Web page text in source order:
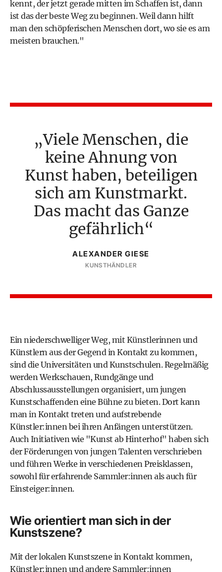
kennt, der jetzt gerade mitten im Schaffen ist, dann
ist das der beste Weg zu beginnen. Weil dann hilft
man den schöpferischen Menschen dort, wo sie es am
meisten brauchen."
Viele Menschen, die
keine Ahnung von
Kunst haben, beteiligen
sich am Kunstmarkt.
Das macht das Ganze
gefährlich
ALEXANDER GIESE
KUNSTHÄNDLER
Ein niederschwelliger Weg, mit Künstlerinnen und
Künstlern aus der Gegend in Kontakt zu kommen,
sind die Universitäten und Kunstschulen. Regelmäßig
werden Werkschauen, Rundgänge und
Abschlussausstellungen organisiert, um jungen
Kunstschaffenden eine Bühne zu bieten. Dort kann
man in Kontakt treten und aufstrebende
Künstler:innen bei ihren Anfängen unterstützen.
Auch Initiativen wie "Kunst ab Hinterhof" haben sich
der Förderungen von jungen Talenten verschrieben
und führen Werke in verschiedenen Preisklassen,
sowohl für erfahrende Sammler:innen als auch für
Einsteiger:innen.
Wie orientiert man sich in der
Kunstszene?
Mit der lokalen Kunstszene in Kontakt kommen,
Künstler:innen und andere Sammler:innen